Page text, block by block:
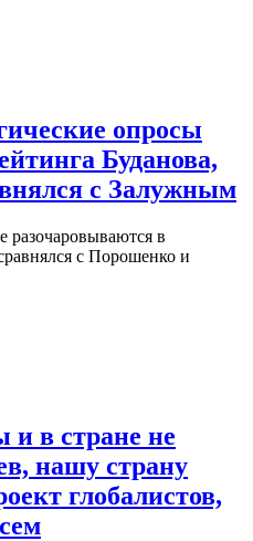
опросы
Буданова,
с Залужным
в
с Порошенко и
и в стране не
нашу страну
глобалистов,